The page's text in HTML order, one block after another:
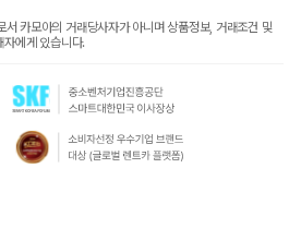
서 카모아의 거래당사자가 아니며 상품정보, 거래조건 및
자에게 있습니다.